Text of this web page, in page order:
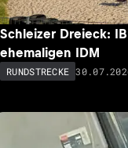
Schleizer Dreieck:
ehemaligen IDM
RUNDSTRECKE